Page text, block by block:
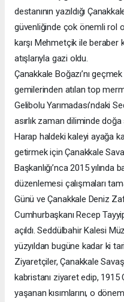
destanının yazıldığı
güvenliğinde çok önemli rol
karşı Mehmetçik ile beraber
atışlarıyla gazi oldu.
Çanakkale Boğazı’nı
gemilerinden atılan top
Gelibolu Yarımadası’ndaki
asırlık zaman diliminde
Harap haldeki kaleyi ayağa
getirmek için Çanakkale
Başkanlığı’nca 2015
düzenlemesi çalışmaları
Günü ve Çanakkale Deniz
Cumhurbaşkanı Recep
açıldı. Seddülbahir Kalesi
yüzyıldan bugüne kadar ki
Ziyaretçiler, Çanakkale
kabristanı ziyaret edip, 1915
yaşanan kısımlarını, o